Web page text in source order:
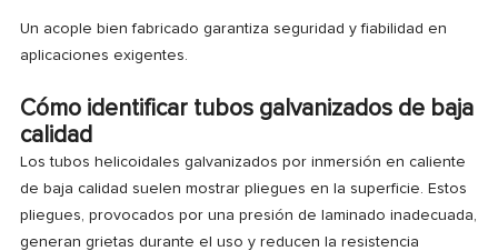
Un acople bien fabricado garantiza seguridad y fiabilidad en
aplicaciones exigentes.
Cómo identificar tubos galvanizados de baja
calidad
Los tubos helicoidales galvanizados por inmersión en caliente
de baja calidad suelen mostrar pliegues en la superficie. Estos
pliegues, provocados por una presión de laminado inadecuada,
generan grietas durante el uso y reducen la resistencia